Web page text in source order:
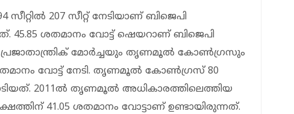
207 സീറ്റ് നേടിയാണ് ബിജെപി
ശതമാനം വോട്ട് ഷെയറാണ് ബിജെപി
പ്രജാതാന്ത്രിക് മോർച്ചയും തൃണമൂൽ കോൺ​ഗ്രസും
വോട്ട് നേടി. തൃണമൂൽ കോൺ​ഗ്രസ് 80
2011ൽ തൃണമൂൽ അധികാരത്തിലെത്തിയ
41.05 ശതമാനം വോട്ടാണ് ഉണ്ടായിരുന്നത്.